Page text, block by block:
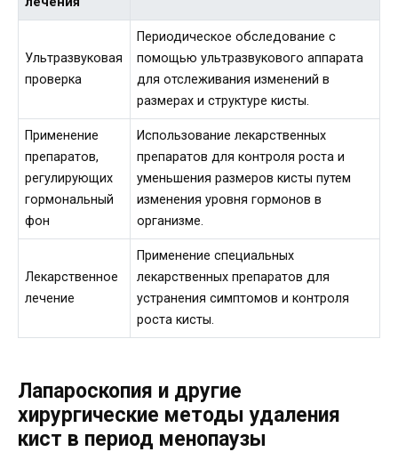
Ультразвуковая
проверка
Периодическое обследование с
помощью ультразвукового аппарата
для отслеживания изменений в
размерах и структуре кисты.
Применение
препаратов,
регулирующих
гормональный
фон
Использование лекарственных
препаратов для контроля роста и
уменьшения размеров кисты путем
изменения уровня гормонов в
организме.
Лекарственное
лечение
Применение специальных
лекарственных препаратов для
устранения симптомов и контроля
роста кисты.
Лапароскопия и другие
хирургические методы удаления
кист в период менопаузы